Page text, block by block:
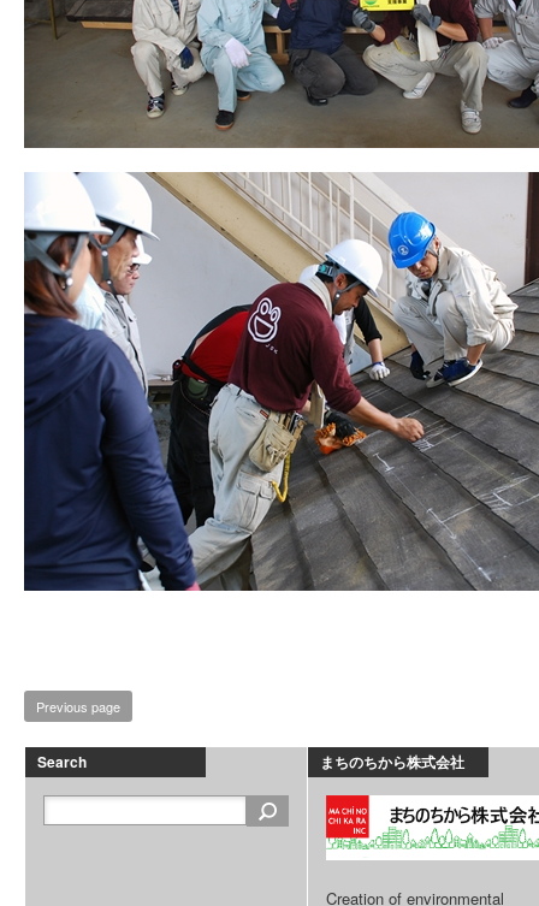
Previous page
Search まちのちから株式会社
Creation of environmental